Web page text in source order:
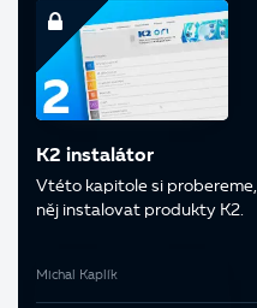
K2 instalátor
V této kapitole si
něj instalovat produkty K2.
Michal Kaplík